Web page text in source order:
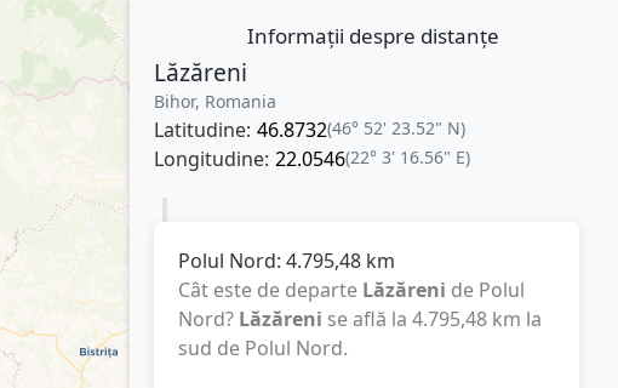
Informații despre distanțe
Lăzăreni
Bihor, Romania
Latitudine: 46.8732(46° 52' 23.52" N)
Longitudine: 22.0546(22° 3' 16.56" E)
Polul Nord: 4.795,48 km
Cât este de departe Lăzăreni de Polul
Nord? Lăzăreni se află la 4.795,48 km la
sud de Polul Nord.